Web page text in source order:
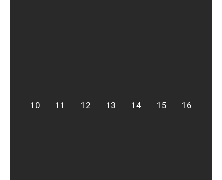
10 11 12 13 14 15 16